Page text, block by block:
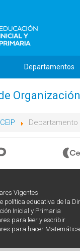
Departamentos
CEIP
Vigentes
política educativa de la
Inicial y Primaria
para leer y escribir
para hacer Matemática